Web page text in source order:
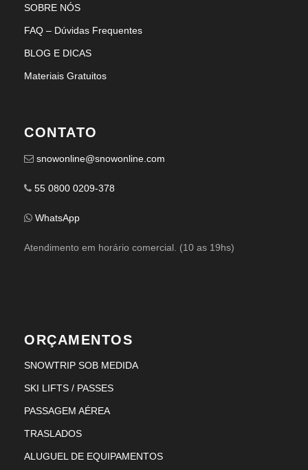
SOBRE NÓS
FAQ – Dúvidas Frequentes
BLOG E DICAS
Materiais Gratuitos
CONTATO
snowonline@snowonline.com
55 0800 0209-378
WhatsApp
Atendimento em horário comercial. (10 as 19hs)
ORÇAMENTOS
SNOWTRIP SOB MEDIDA
SKI LIFTS / PASSES
PASSAGEM AÉREA
TRASLADOS
ALUGUEL DE EQUIPAMENTOS